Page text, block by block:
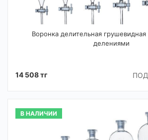
Воронка делительная
делениями
14 508 тг
В НАЛИЧИИ